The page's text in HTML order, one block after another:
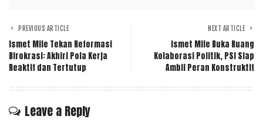
PREVIOUS ARTICLE
Ismet Mile Tekan Reformasi
Birokrasi: Akhiri Pola Kerja
Reaktif dan Tertutup
NEXT ARTICLE
Ismet Mile Buka Ruang
Kolaborasi Politik, PSI Siap
Ambil Peran Konstruktif
Leave a Reply